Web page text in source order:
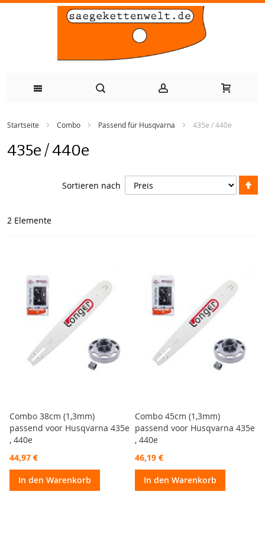
springen
Startseite Combo Passend für Husqvarna 435e / 440e
435e / 440e
2 Elemente
Sortieren nach
Combo 38cm (1,3mm)
passend voor Husqvarna 435e
, 440e
44,97 €
In den Warenkorb
Combo 45cm (1,3mm)
passend voor Husqvarna 435e
, 440e
46,19 €
In den Warenkorb